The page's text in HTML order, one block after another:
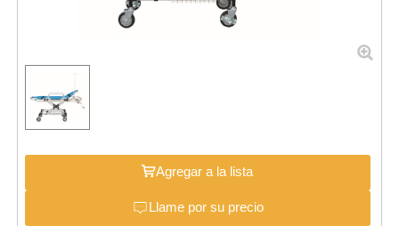
Agregar a la lista
Llame por su precio